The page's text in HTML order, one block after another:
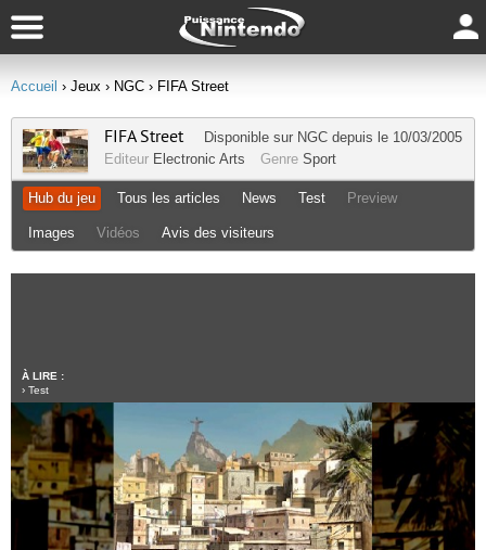
Accueil › Jeux › NGC › FIFA Street
FIFA Street Disponible sur NGC depuis le 10/03/2005
Editeur Electronic Arts Genre Sport
Hub du jeu Tous les articles News Test Preview
Images Vidéos Avis des visiteurs
À LIRE :
› Test